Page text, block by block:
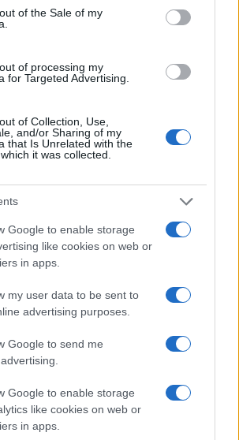
of the Sale of my
of processing my
for Targeted Advertising.
of Collection, Use,
and/or Sharing of my
that Is Unrelated with the
it was collected.
Google to enable storage
like cookies on web or
in apps.
my user data to be sent to
advertising purposes.
Google to send me
Google to enable storage
like cookies on web or
in apps.
rabbinikus
járványidőszakra
Megyeri Jonatán
reakciókat váltottak
az
Iránban és